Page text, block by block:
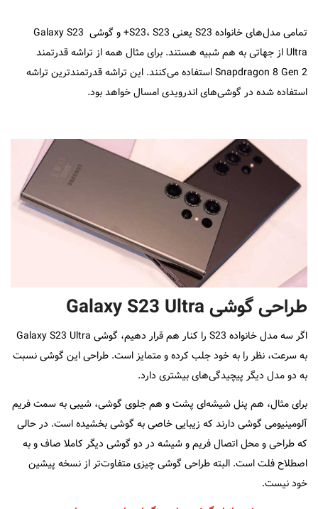
تمامی مدل‌های خانواده S23 یعنی S23، S23+ و گوشی Galaxy S23
Ultra از جهاتی به هم شبیه هستند. برای مثال همه از تراشه قدرتمند
Snapdragon 8 Gen 2 استفاده می‌کنند. این تراشه قدرتمندترین تراشه
استفاده شده در گوشی‌های اندرویدی امسال خواهد بود.
طراحی گوشی Galaxy S23 Ultra
اگر سه مدل خانواده S23 را کنار هم قرار دهیم، گوشی Galaxy S23 Ultra
به سرعت، نظر را به خود جلب کرده و متمایز است. طراحی این گوشی نسبت
به دو مدل دیگر پیچیدگی‌های بیشتری دارد.
برای مثال، هم پنل شیشه‌ای پشت و هم جلوی گوشی، شیبی به سمت فریم
آلومینیومی گوشی دارند که زیبایی خاصی به گوشی بخشیده است. در حالی
که طراحی و محل اتصال فریم و شیشه در دو گوشی دیگر کاملا صاف و به
اصطلاح فلت است. البته طراحی گوشی چیزی متفاوت‌تر از نسخه پیشین
خود نیست.